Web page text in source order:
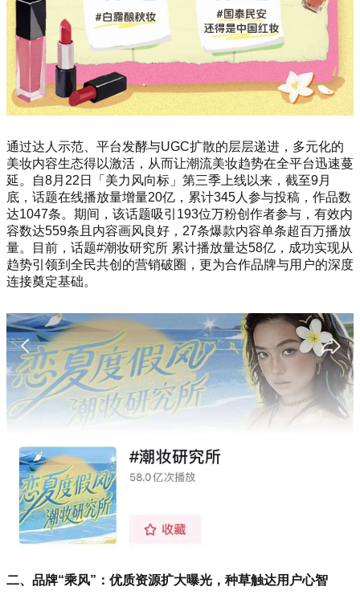
通过达人示范、平台发酵与UGC扩散的层层递进，多元化的
美妆内容生态得以激活，从而让潮流美妆趋势在全平台迅速蔓
延。自8月22日「美力风向标」第三季上线以来，截至9月
底，话题在线播放量增量20亿，累计345人参与投稿，作品数
达1047条。期间，该话题吸引193位万粉创作者参与，有效内
容数达559条且内容画风良好，27条爆款内容单条超百万播放
量。目前，话题#潮妆研究所 累计播放量达58亿，成功实现从
趋势引领到全民共创的营销破圈，更为合作品牌与用户的深度
连接奠定基础。
二、品牌“乘风”：优质资源扩大曝光，种草触达用户心智